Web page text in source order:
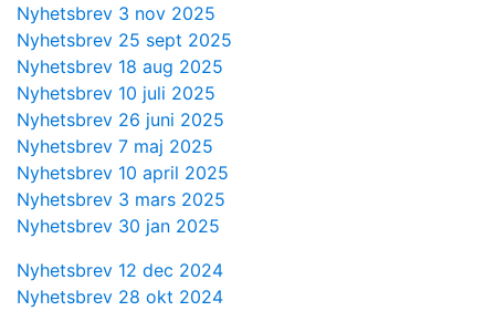
Nyhetsbrev 3 nov 2025
Nyhetsbrev 25 sept 2025
Nyhetsbrev 18 aug 2025
Nyhetsbrev 10 juli 2025
Nyhetsbrev 26 juni 2025
Nyhetsbrev 7 maj 2025
Nyhetsbrev 10 april 2025
Nyhetsbrev 3 mars 2025
Nyhetsbrev 30 jan 2025
Nyhetsbrev 12 dec 2024
Nyhetsbrev 28 okt 2024